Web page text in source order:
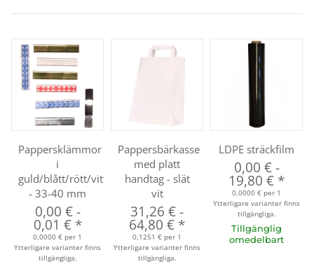
Pappersklämmor
i
guld/blått/rött/vitt/silver
- 33-40 mm
0,00 €-
0,01 € *
0,0000 € per 1
Ytterligare varianter finns
tillgängliga.
Pappersbärkasse
med platt
handtag - slät
vit
31,26 €-
64,80 € *
0,1251 € per 1
Ytterligare varianter finns
tillgängliga.
LDPE sträckfilm
0,00 €-
19,80 € *
0,0000 € per 1
Ytterligare varianter finns
tillgängliga.
Tillgänglig
omedelbart